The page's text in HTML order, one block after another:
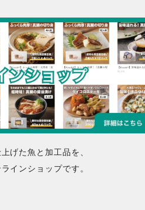
げた魚と加工品を、
インショップです。